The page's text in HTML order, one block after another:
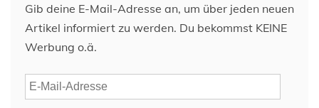
Gib deine E-Mail-Adresse an, um über jeden neuen
Artikel informiert zu werden. Du bekommst KEINE
Werbung o.ä.
E-
Mail-